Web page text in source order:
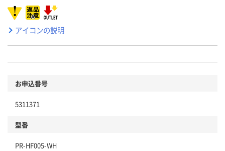
アイコンの説明
お申込番号
5311371
型番
PR-HF005-WH